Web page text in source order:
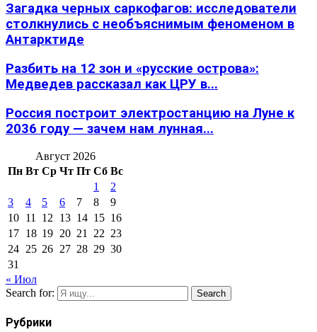
Загадка черных саркофагов: исследователи
столкнулись с необъяснимым феноменом в
Антарктиде
Разбить на 12 зон и «русские острова»:
Медведев рассказал как ЦРУ в...
Россия построит электростанцию на Луне к
2036 году — зачем нам лунная...
Август 2026
Пн Вт Ср Чт Пт Сб Вс
1
2
3
4 5 6 7 8
9
10 11 12 13 14 15 16
17 18 19 20 21 22 23
24 25 26 27 28 29 30
31
« Июл
Search for:
Search
Рубрики